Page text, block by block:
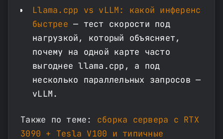
Llama.cpp vs vLLM: какой инференс
быстрее — тест скорости под
нагрузкой, который объясняет,
почему на одной карте часто
выгоднее llama.cpp, а под
несколько параллельных запросов —
vLLM.
Также по теме: сборка сервера с RTX
3090 + Tesla V100 и типичные